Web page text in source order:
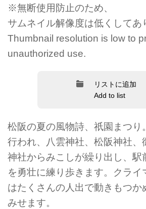
※無断使用防止のため、
サムネイル解像度は低くしてあ
Thumbnail resolution is low to
unauthorized use.
リストに追加
Add to list
松阪の夏の風物詩、祇園まつり
行われ、八雲神社、松阪神社、
神社からみこしが繰り出し、駅
を勇壮に練り歩きます。クライ
はたくさんの人出で動きもつか
みせます。